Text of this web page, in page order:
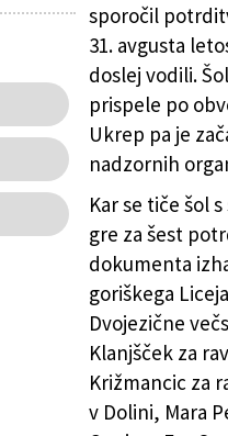
Bartola pri Sv.
Žige Zoisa Maja
sporočil
31. avgusta
doslej vodili.
prispele po
Ukrep pa je
nadzornih
Kar se tiče šol
gre za šest
dokumenta
goriškega
Dvojezične
Klanjšček za
Križmancic za
v Dolini, Mara